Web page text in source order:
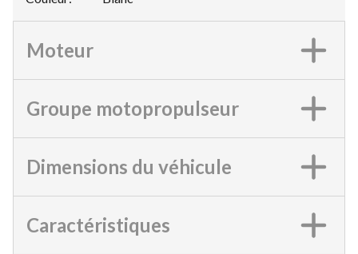
Moteur
Groupe motopropulseur
Dimensions du véhicule
Caractéristiques